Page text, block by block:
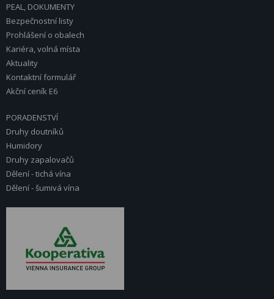
PEAL, DOKUMENTY
Bezpečnostní listy
Prohlášení o obalech
Kariéra, volná místa
Aktuality
Kontaktní formulář
Akční ceník E6
PORADENSTVÍ
Druhy doutníků
Humidory
Druhy zapalovačů
Dělení - tichá vína
Dělení - šumivá vína